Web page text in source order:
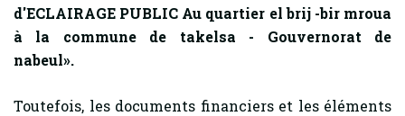
d'ECLAIRAGE PUBLIC Au quartier el brij -bir mroua
à la commune de takelsa - Gouvernorat de
nabeul».
Toutefois, les documents financiers et les éléments